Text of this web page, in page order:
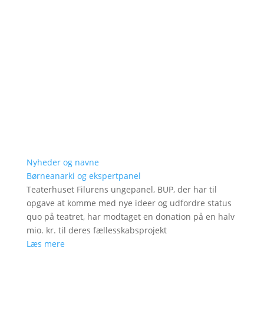
Nyheder og navne
Børneanarki og ekspertpanel
Teaterhuset Filurens ungepanel, BUP, der har til
opgave at komme med nye ideer og udfordre status
quo på teatret, har modtaget en donation på en halv
mio. kr. til deres fællesskabsprojekt
Læs mere